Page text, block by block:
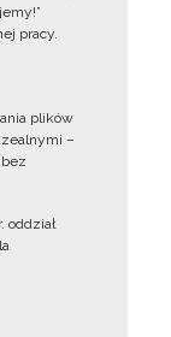
pracy.
plików
–
oddział